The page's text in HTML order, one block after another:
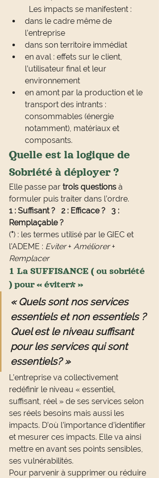
Les impacts se manifestent :
dans le cadre même de
l’entreprise
dans son territoire immédiat
en aval : effets sur le client,
l’utilisateur final et leur
environnement
en amont par la production et le
transport des intrants :
consommables (énergie
notamment), matériaux et
composants.
Quelle est la logique de
Sobriété à déployer ?
Elle passe par trois questions à
formuler puis traiter dans l’ordre.
1 : Suffisant ?
2 : Efficace ?
3 :
Remplaçable ?
(*) : les termes utilisé par le GIEC et
l'ADEME : Eviter + Améliorer +
Remplacer
1 La SUFFISANCE ( ou sobriété
) pour « éviter* »
« Quels sont nos services
essentiels et non essentiels ?
Quel est le niveau suffisant
pour les services qui sont
essentiels? »
L’entreprise va collectivement
redéfinir le niveau « essentiel,
suffisant, réel » de ses services selon
ses réels besoins mais aussi les
impacts. D’où l’importance d’identifier
et mesurer ces impacts. Elle va ainsi
mettre en avant ses points sensibles,
ses vulnérabilités.
Pour parvenir à supprimer ou réduire